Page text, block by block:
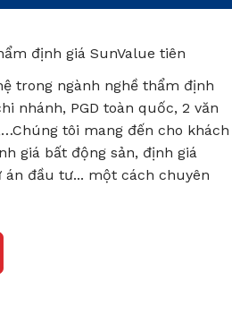
định giá SunValue tiên
trong ngành nghề thẩm định
nhánh, PGD toàn quốc, 2 văn
tôi mang đến cho khách
giá bất động sản, định giá
án đầu tư... một cách chuyên